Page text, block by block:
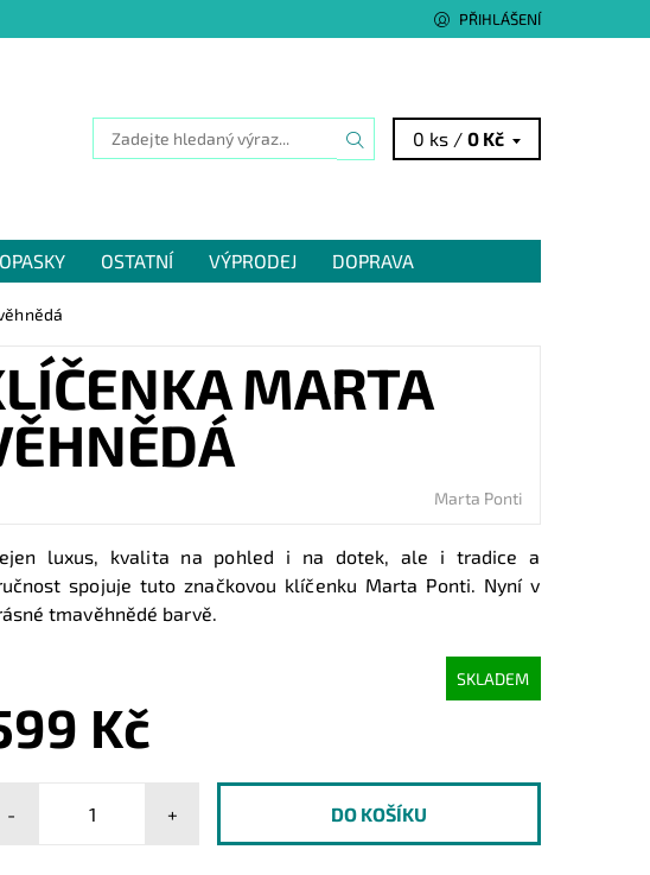
PŘIHLÁŠENÍ
0 ks /0 Kč
OPASKY OSTATNÍ VÝPRODEJ
DOPRAVA
MARTA
Marta Ponti
luxus, kvalita na pohled i na dotek, ale i tradice a
spojuje tuto značkovou klíčenku Marta Ponti. Nyní v
tmavěhnědé barvě.
SKLADEM
Kč
- +